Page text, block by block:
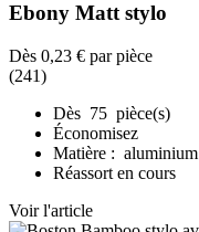
Ebony Matt stylo
Dès 0,23 € par pièce
(241)
Dès 75 pièce(s)
Économisez
Matière : aluminium
Réassort en cours
Voir l'article